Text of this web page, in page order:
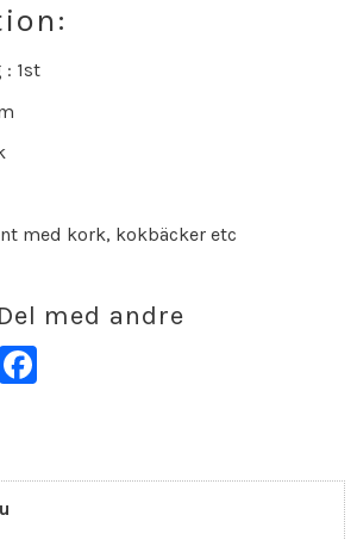
1st
med kork, kokbäcker etc
Del med andre
Facebook